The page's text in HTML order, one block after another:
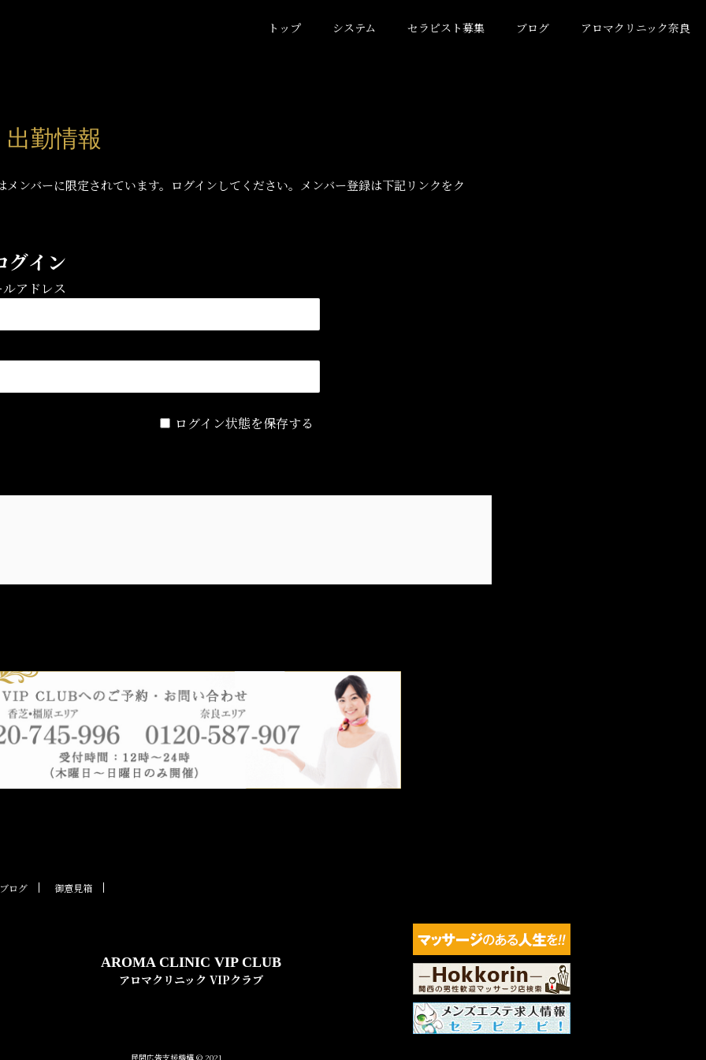
トップ システム セラピスト募集 ブログ アロマクリニック奈良
勤情報
メンバーに限定されています。ログインしてください。メンバー登録は下記リンクをク
グイン
アドレス
ログイン状態を保存する
ブログ 御意見箱
AROMA CLINIC VIP CLUB
アロマクリニック VIPクラブ
民間広告支援機構 © 2021